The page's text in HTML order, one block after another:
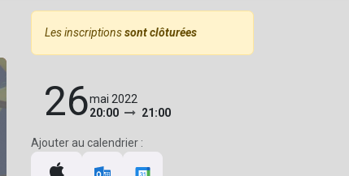
Les inscriptionssont clôturées
26mai 2022
20:00
21:00
Ajouter au calendrier :